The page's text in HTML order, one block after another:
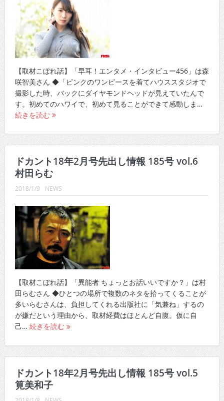
【取材こぼれ話】「早耳！エンタメ・インタビュー456」は森
咲智美さん ◆「ピンクのワンピースを着てハウススタジオで
撮影した時、バックにダイヤモンドヘッドが見えていたんで
す。初めてのハワイで、初めて見ることができて感動しま…
続きを読む
ドカント18年2月号先出し情報 185号 vol.6
村田らむ
2018/1/9 NEWS
【取材こぼれ話】「異能者 ちょっとお話いいですか？」は村
田らむさん ◆ひとつの場所で複数のネタを拾ってくることが
多いらむさんは、負担してくれる出版社に「気兼ね」するの
が嫌だという理由から、取材経費はほとんど自腹。仮に自
己… 続きを読む
ドカント18年2月号先出し情報 185号 vol.5
筧美和子